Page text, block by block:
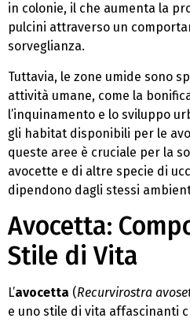
in colonie, il che aumenta la
pulcini attraverso un
sorveglianza.
Tuttavia, le zone umide sono
attività umane, come la
l’inquinamento e lo sviluppo
gli habitat disponibili per le
queste aree è cruciale per la
avocette e di altre specie di
dipendono dagli stessi
Avocetta:
Stile di Vita
L’avocetta (Recurvirostra
e uno stile di vita affascinanti